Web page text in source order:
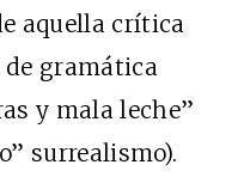
aquella crítica
gramática
y mala leche”
surrealismo).